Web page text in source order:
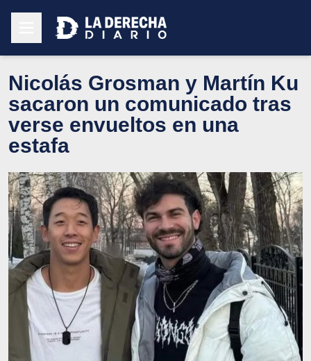
Nicolás Grosman y Martín Ku
sacaron un comunicado tras
verse envueltos en una
estafa